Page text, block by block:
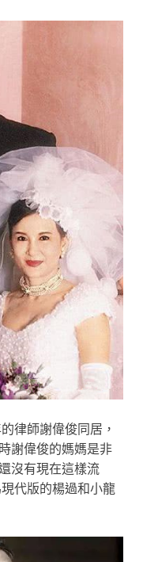
律師謝偉俊同居，
謝偉俊的媽媽是非
沒有現在這樣流
代版的楊過和小龍